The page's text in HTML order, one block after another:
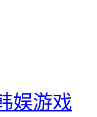
娱游戏